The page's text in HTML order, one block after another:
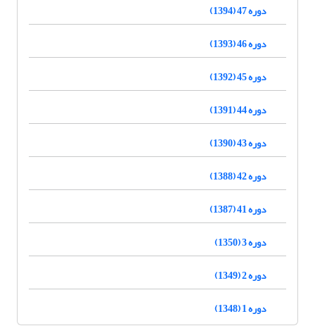
دوره 47 (1394)
دوره 46 (1393)
دوره 45 (1392)
دوره 44 (1391)
دوره 43 (1390)
دوره 42 (1388)
دوره 41 (1387)
دوره 3 (1350)
دوره 2 (1349)
دوره 1 (1348)